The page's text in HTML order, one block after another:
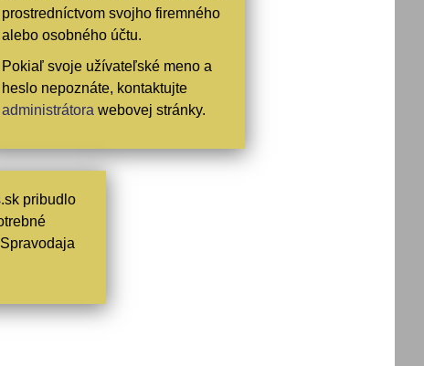
prostredníctvom svojho firemného
alebo osobného účtu.
Pokiaľ svoje užívateľské meno a
heslo nepoznáte, kontaktujte
administrátora webovej stránky.
pribudlo